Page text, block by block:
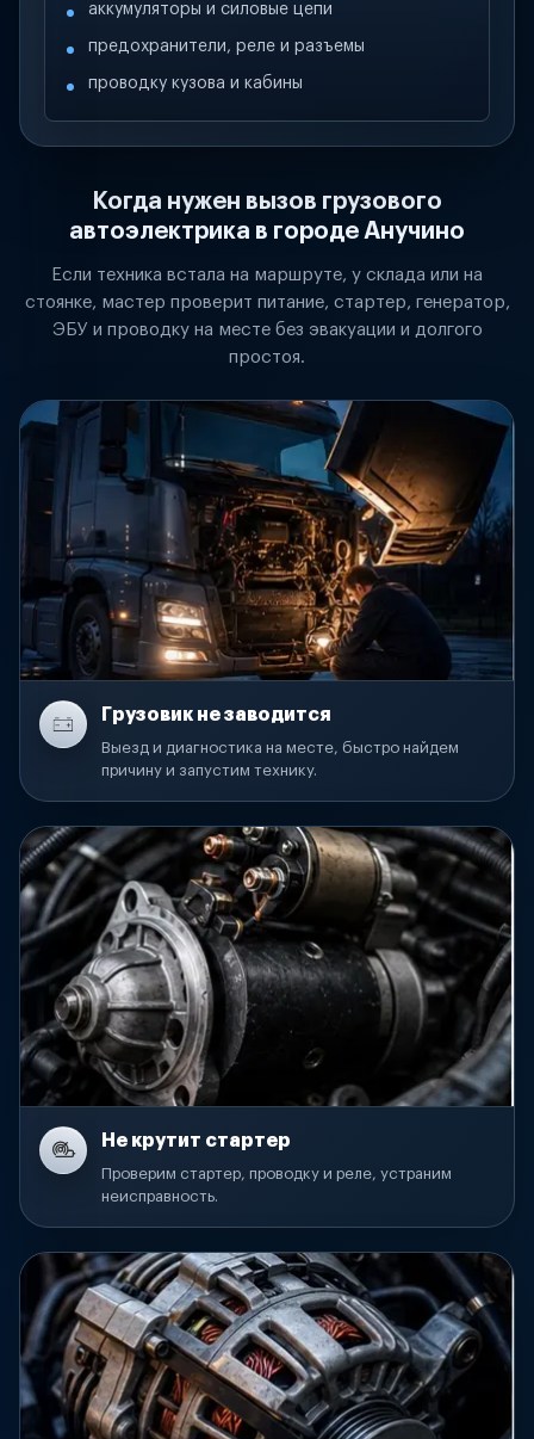
аккумуляторы и силовые цепи
предохранители, реле и разъемы
проводку кузова и кабины
Когда нужен вызов грузового
автоэлектрика в городе Анучино
Если техника встала на маршруте, у склада или на
стоянке, мастер проверит питание, стартер, генератор,
ЭБУ и проводку на месте без эвакуации и долгого
простоя.
Грузовик не заводится
Выезд и диагностика на месте, быстро найдем
причину и запустим технику.
Не крутит стартер
Проверим стартер, проводку и реле, устраним
неисправность.